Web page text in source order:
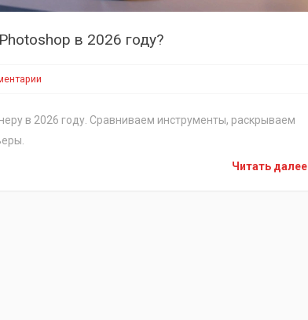
в 2026 году?
в 2026 году. Сравниваем инструменты, раскрываем
Читать далее